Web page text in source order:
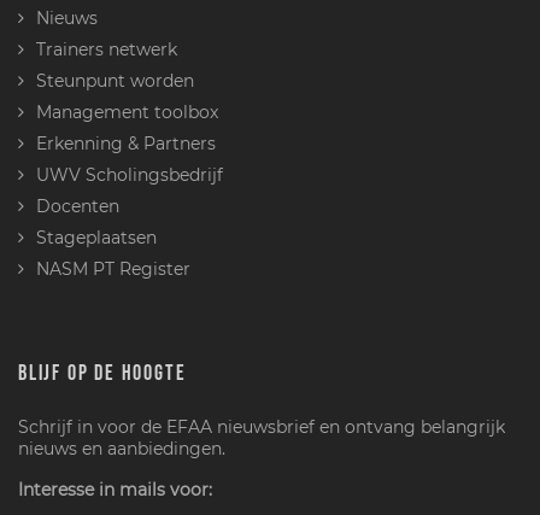
Nieuws
Trainers netwerk
Steunpunt worden
Management toolbox
Erkenning & Partners
UWV Scholingsbedrijf
Docenten
Stageplaatsen
NASM PT Register
BLIJF OP DE HOOGTE
Schrijf in voor de EFAA nieuwsbrief en ontvang belangrijk
nieuws en aanbiedingen.
Interesse in mails voor: